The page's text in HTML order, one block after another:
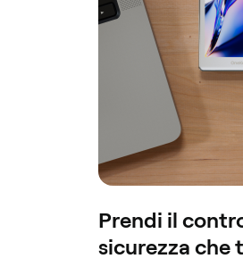
Prendi il
sicurezza che